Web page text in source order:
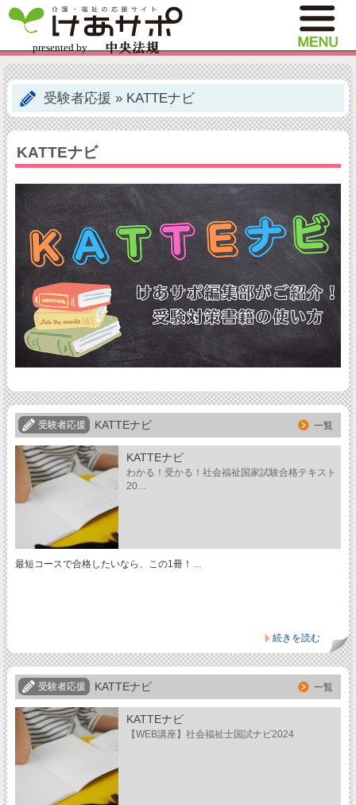
受験者応援»KATTEナビ
KATTEナビ
受験者応援 KATTEナビ 一覧
KATTEナビ
わかる！受かる！社会福祉国家試験合格テキスト
20…
最短コースで合格したいなら、この1冊！…
続きを読む
受験者応援 KATTEナビ 一覧
KATTEナビ
【WEB講座】社会福祉士国試ナビ2024